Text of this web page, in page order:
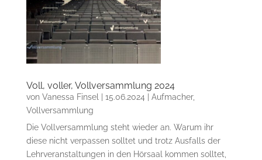
Voll, voller, Vollversammlung 2024
von Vanessa Finsel 15.06.2024 Aufmacher,
Vollversammlung
Die Vollversammlung steht wieder an. Warum ihr
diese nicht verpassen solltet und trotz Ausfalls der
Lehrveranstaltungen in den Hörsaal kommen solltet,